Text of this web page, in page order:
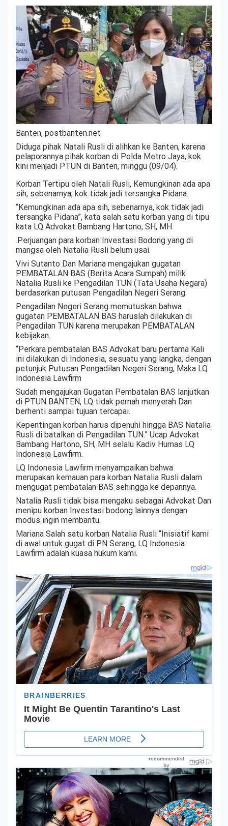
Banten, postbanten.net
Diduga pihak Natali Rusli di alihkan ke Banten, karena
pelaporannya pihak korban di Polda Metro Jaya, kok
kini menjadi PTUN di Banten, minggu (09/04).
Korban Tertipu oleh Natali Rusli, Kemungkinan ada apa
sih, sebenarnya, kok tidak jadi tersangka Pidana.
“Kemungkinan ada apa sih, sebenarnya, kok tidak jadi
tersangka Pidana”, kata salah satu korban yang di tipu
kata LQ Advokat Bambang Hartono, SH, MH
.Perjuangan para korban Investasi Bodong yang di
mangsa oleh Natalia Rusli belum usai.
Vivi Sutanto Dan Mariana mengajukan gugatan
PEMBATALAN BAS (Berita Acara Sumpah) milik
Natalia Rusli ke Pengadilan TUN (Tata Usaha Negara)
berdasarkan putusan Pengadilan Negeri Serang.
Pengadilan Negeri Serang memutuskan bahwa
gugatan PEMBATALAN BAS haruslah dilakukan di
Pengadilan TUN karena merupakan PEMBATALAN
kebijakan.
“Perkara pembatalan BAS Advokat baru pertama Kali
ini dilakukan di Indonesia, sesuatu yang langka, dengan
petunjuk Putusan Pengadilan Negeri Serang, Maka LQ
Indonesia Lawfirm
Sudah mengajukan Gugatan Pembatalan BAS lanjutkan
di PTUN BANTEN, LQ tidak pernah menyerah Dan
berhenti sampai tujuan tercapai.
Kepentingan korban harus dipenuhi hingga BAS Natalia
Rusli di batalkan di Pengadilan TUN.” Ucap Advokat
Bambang Hartono, SH, MH selalu Kadiv Humas LQ
Indonesia Lawfirm.
LQ Indonesia Lawfirm menyampaikan bahwa
merupakan kemauan para korban Natalia Rusli dalam
mengugat pembatalan BAS sehingga ke depannya.
Natalia Rusli tidak bisa mengaku sebagai Advokat Dan
menipu korban Investasi bodong lainnya dengan
modus ingin membantu.
Mariana Salah satu korban Natalia Rusli “Inisiatif kami
di awal untuk gugat di PN Serang, LQ Indonesia
Lawfirm adalah kuasa hukum kami.